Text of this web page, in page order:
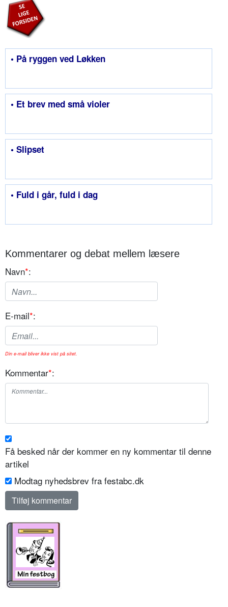
• På ryggen ved Løkken
• Et brev med små violer
• Slipset
• Fuld i går, fuld i dag
Kommentarer og debat mellem læsere
Navn*:
E-mail*:
Din e-mail bliver ikke vist på sitet.
Kommentar*:
Få besked når der kommer en ny kommentar til denne
artikel
Modtag nyhedsbrev fra festabc.dk